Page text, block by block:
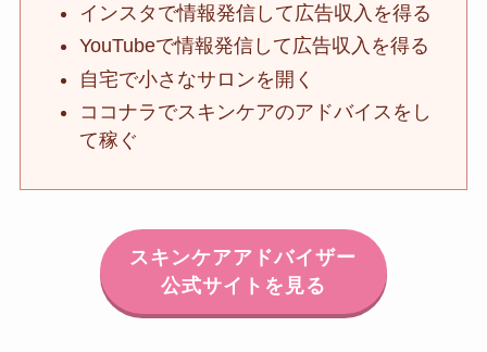
インスタで情報発信して広告収入を得る
YouTubeで情報発信して広告収入を得る
自宅で小さなサロンを開く
ココナラでスキンケアのアドバイスをし
て稼ぐ
スキンケアアドバイザー
公式サイトを見る